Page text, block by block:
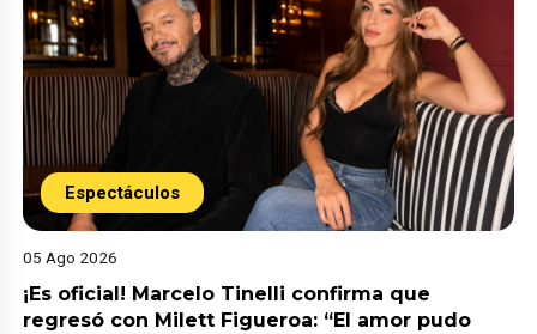
Espectáculos
05 Ago 2026
¡Es oficial! Marcelo Tinelli confirma que
regresó con Milett Figueroa: “El amor pudo